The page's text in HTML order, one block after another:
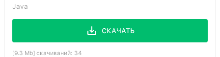
Java
СКАЧАТЬ
[9.3 Mb] скачиваний: 34